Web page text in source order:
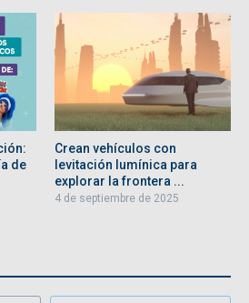
de
Crean vehículos con
levitación lumínica para
explorar la frontera ...
4 de septiembre de 2025